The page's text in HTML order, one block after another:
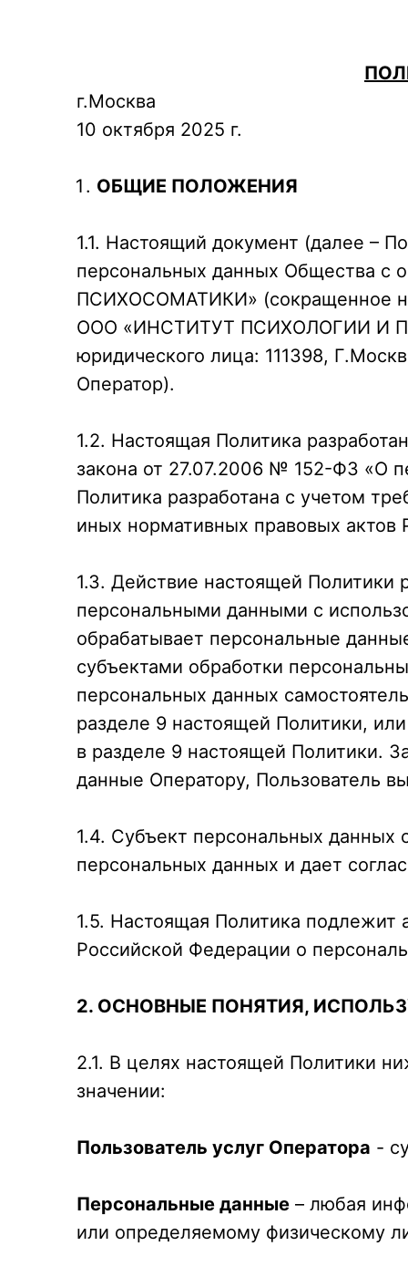
г.Москва
10 октября 2025 г.
ОБЩИЕ ПОЛОЖЕНИЯ
1.1. Настоящий документ (далее –
персональных данных Общества
ПСИХОСОМАТИКИ» (сокращенное
ООО «ИНСТИТУТ ПСИХОЛОГИИ И
юридического лица: 111398,
Оператор).
1.2. Настоящая Политика
закона от 27.07.2006 № 152-ФЗ «О
Политика разработана с учетом
иных нормативных правовых
1.3. Действие настоящей Политики
персональными данными с
обрабатывает персональные
субъектами обработки
персональных данных
разделе 9 настоящей Политики,
в разделе 9 настоящей Политики.
данные Оператору, Пользователь
1.4. Субъект персональных данных
персональных данных и дает
1.5. Настоящая Политика подлежит
Российской Федерации о
2. ОСНОВНЫЕ ПОНЯТИЯ,
2.1. В целях настоящей Политики
значении:
Пользователь услуг Оператора -
Персональные данные – любая
или определяемому физическому